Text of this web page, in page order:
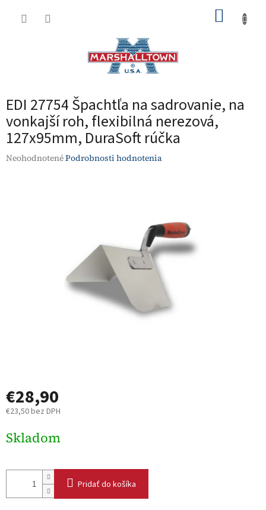
EDI 27754 Špachtľa na sadrovanie, na
vonkajší roh, flexibilná nerezová,
127x95mm, DuraSoft rúčka
Priemerné
NeohodnotenéPodrobnosti hodnotenia
€28,90
€23,50 bez DPH
cena:
Skladom
Pridať do košíka